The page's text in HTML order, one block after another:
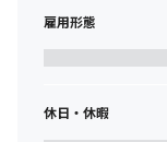
雇用形態
休日・休暇